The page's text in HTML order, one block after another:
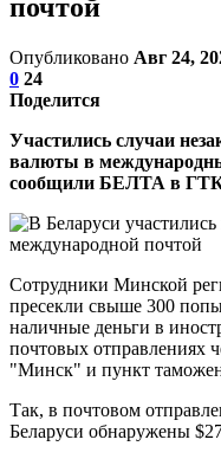
почтой
Опубликовано Авг 24,
0 24
Поделится
Участились случаи
валюты в
сообщили БЕЛТА в
Сотрудники Минской
пресекли свыше 300
наличные деньги в
почтовых отправлениях
"Минск" и пункт
Так, в почтовом
Беларуси обнаружены